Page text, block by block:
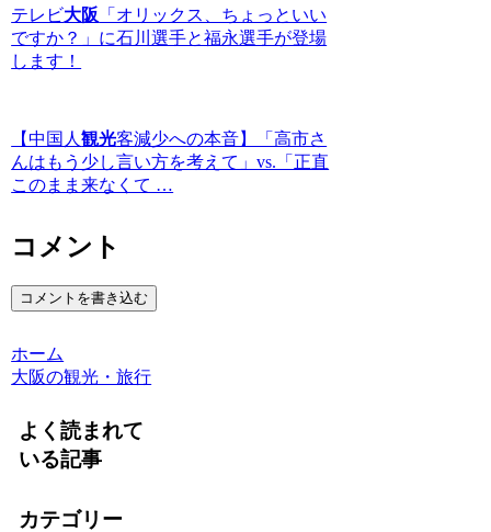
テレビ大阪 「オリックス、ちょっといい
ですか？」に石川選手と福永選手が登場
します！
【中国人観光客減少への本音】「高市さ
んはもう少し言い方を考えて」vs.「正直
このまま来なくて …
コメント
コメントを書き込む
ホーム
大阪の観光・旅行
よく読まれて
いる記事
カテゴリー